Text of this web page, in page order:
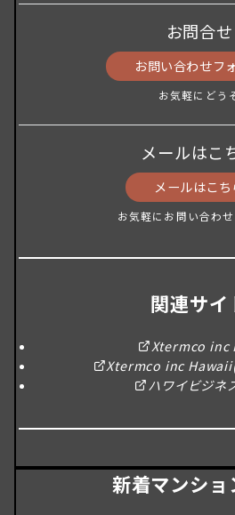
お問合せ
お問い合わせフ
お気軽にどう
メールはこ
メールはこち
お気軽にお問い合わ
関連サイ
Xtermco inc
Xtermco inc
ハワイビジネ
新着マンショ